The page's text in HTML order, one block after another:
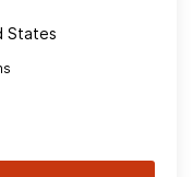
States